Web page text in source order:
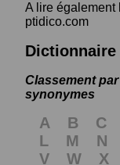
A lire également
ptidico.com
Classement
synonymes
A B C
L
M N
V
W X